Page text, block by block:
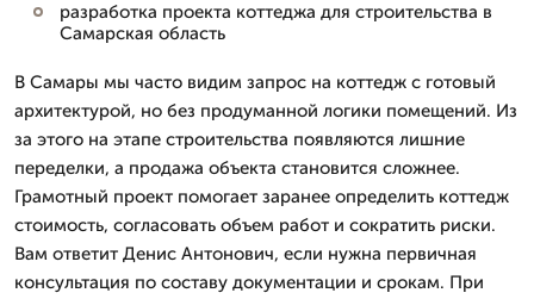
разработка проекта коттеджа для строительства в
Самарская область
В Самары мы часто видим запрос на коттедж с готовый
архитектурой, но без продуманной логики помещений. Из
за этого на этапе строительства появляются лишние
переделки, а продажа объекта становится сложнее.
Грамотный проект помогает заранее определить коттедж
стоимость, согласовать объем работ и сократить риски.
Вам ответит Денис Антонович, если нужна первичная
консультация по составу документации и срокам. При